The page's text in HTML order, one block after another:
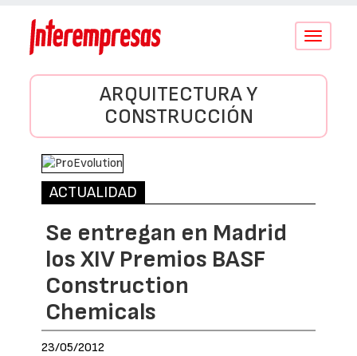
Conmutar
ARQUITECTURA Y
CONSTRUCCIÓN
ACTUALIDAD
Se entregan en Madrid
los XIV Premios BASF
Construction
Chemicals
23/05/2012